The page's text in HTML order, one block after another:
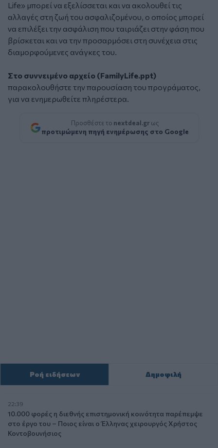
Life» μπορεί να εξελίσσεται και να ακολουθεί τις
αλλαγές στη ζωή του ασφαλιζομένου, ο οποίος μπορεί
να επιλέξει την ασφάλιση που ταιριάζει στην φάση που
βρίσκεται και να την προσαρμόσει στη συνέχεια στις
διαμορφούμενες ανάγκες του.
Στο συννειμένο αρχείο (FamilyLife.ppt)
παρακολουθήστε την παρουσίαση του προγράματος,
για να ενημερωθείτε πληρέστερα.
Προσθέστε το nextdeal.gr ως
προτιμώμενη πηγή ενημέρωσης στο Google
Ροή ειδήσεων Δημοφιλή
22:39
10.000 φορές η διεθνής επιστημονική κοινότητα παρέπεμψε
στο έργο του – Ποιος είναι ο Έλληνας χειρουργός Χρήστος
Κοντοβουνήσιος